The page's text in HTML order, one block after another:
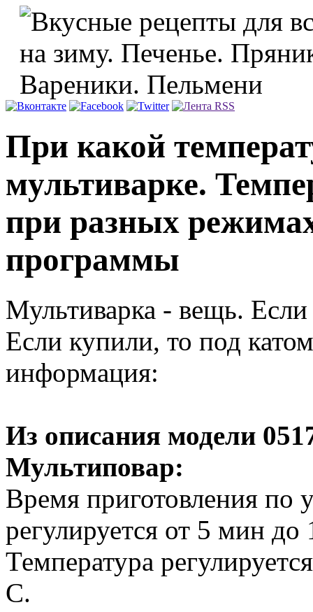
При какой
мультиварке.
при разных
программы
Мультиварка - вещь.
Если купили, то под
информация:
Из описания модели
Мультиповар:
Время приготовления
регулируется от 5 мин
Температура
С.